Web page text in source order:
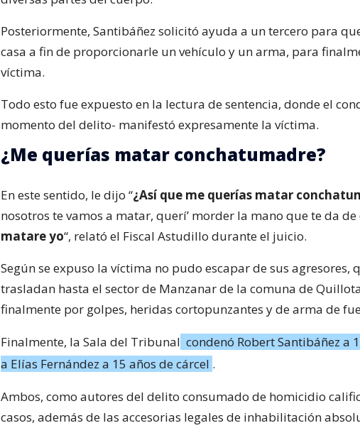
Posteriormente, Santibáñez solicitó ayuda a un tercero para
casa a fin de proporcionarle un vehículo y un arma, para
víctima.
Todo esto fue expuesto en la lectura de sentencia, donde el
momento del delito- manifestó expresamente la víctima.
¿Me querías matar conchatumadre?
En este sentido, le dijo “¿Así que me querías matar
nosotros te vamos a matar, querí’ morder la mano que te da de
matare yo“, relató el Fiscal Astudillo durante el juicio.
Según se expuso la víctima no pudo escapar de sus agresores,
trasladan hasta el sector de Manzanar de la comuna de
finalmente por golpes, heridas cortopunzantes y de arma de
Finalmente, la Sala del Tribunal condenó Robert Santibáñez a
a Elías Fernández a 15 años de cárcel .
Ambos, como autores del delito consumado de homicidio
casos, además de las accesorias legales de inhabilitación